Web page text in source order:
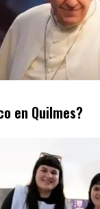
en Quilmes?